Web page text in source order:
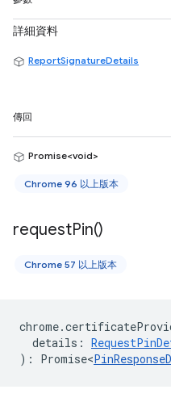
詳細資料
ReportSignatureDetails
傳回
Promise<void>
Chrome 96 以上版本
requestPin()
Chrome 57 以上版本
chrome.
details :
) : Promise<